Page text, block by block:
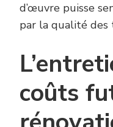
d’œuvre puisse
par la qualité des
coûts